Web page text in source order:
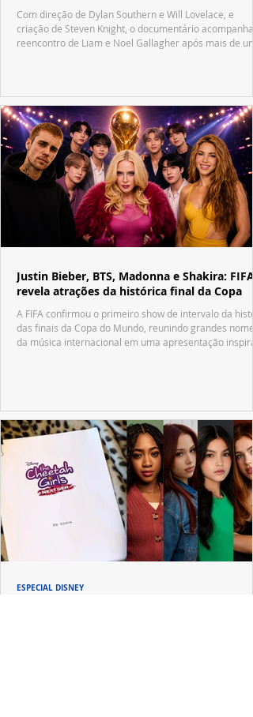
Com direção de Dylan Southern e Will Lovelace, e
criação de Steven Knight, o documentário acompanha
reencontro de Liam e Noel Gallagher após mais de
Justin Bieber, BTS, Madonna e Shakira: FIFA
revela atrações da histórica final da Copa
A FIFA confirmou o primeiro show de intervalo da
das finais da Copa do Mundo, reunindo grandes nomes
da música internacional em uma apresentação
ESPECIAL DISNEY